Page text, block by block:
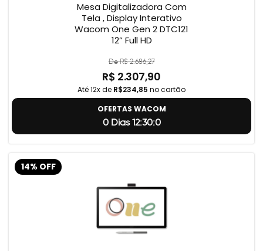
Mesa Digitalizadora Com
Tela , Display Interativo
Wacom One Gen 2 DTC121
12” Full HD
De R$ 2.686,27
R$ 2.307,90
Até 12x de R$234,85 no cartão
OFERTAS WACOM
0 Dias 12:29:59
14% OFF